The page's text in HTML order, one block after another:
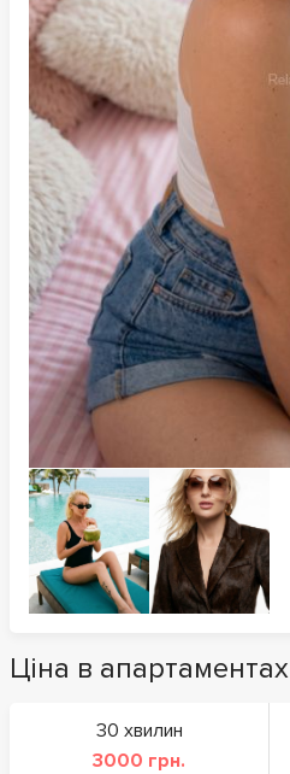
Ціна в апартаментах
30 хвилин
3000 грн.